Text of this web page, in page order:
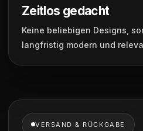
Zeitlos gedacht
Keine beliebigen Designs,
langfristig modern und
VERSAND & RÜCKGABE